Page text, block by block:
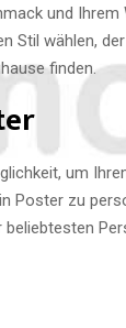
und Ihrem
Stil wählen,
finden.
um
Poster zu